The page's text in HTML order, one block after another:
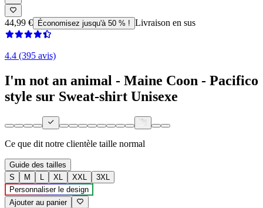
44,99 € Économisez jusqu'à 50 % ! Livraison en sus
4.4 (395 avis)
I'm not an animal - Maine Coon - Pacifico
style sur Sweat-shirt Unisexe
Ce que dit notre clientèle taille normal
Guide des tailles
S
M L XL XXL
3XL
Personnaliser le design
Ajouter au panier